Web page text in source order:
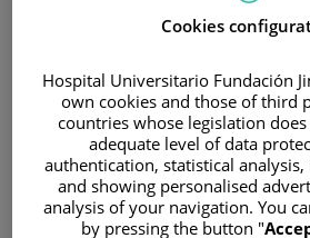
la actualidad, el diagnóstico de
anatomopatológicos y, cada vez
estudios genéticos y moleculares.
BIOPSIA
La biopsia es la prueba más
mayoría de los cánceres. Consiste en
muestra de tejido o células
Cookies
Hospital Universitario Fundación
own cookies and those of third
countries whose legislation
adequate level of data
authentication, statistical
and showing personalised
analysis of your navigation. You
by pressing the button "